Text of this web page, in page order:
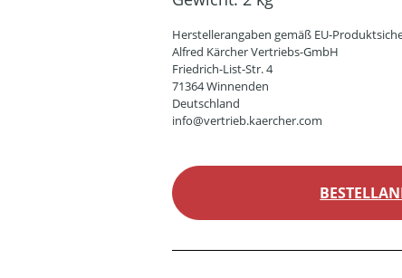
Herstellerangaben gemäß EU-
Alfred Kärcher Vertriebs-GmbH
Friedrich-List-Str. 4
71364 Winnenden
Deutschland
info@vertrieb.kaercher.com